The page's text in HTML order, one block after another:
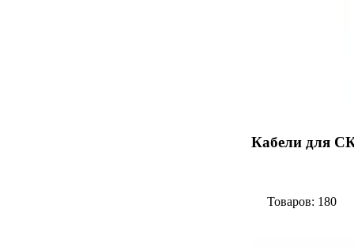
Кабели для
Товаров: 180